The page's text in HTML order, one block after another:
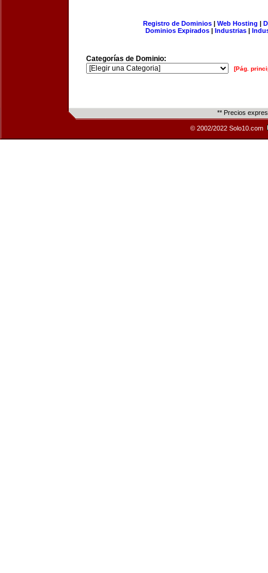
Registro de Dominios| Web Hosting |
Dominios Expirados | Industrias |
Categorías de Dominio:
[Pág.
** Precios
© 2002/2022 Solo10.com